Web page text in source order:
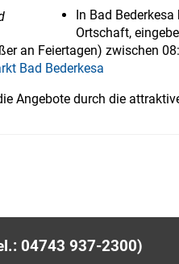
In Bad
Ortschaft,
an Feiertagen) zwischen
Bad Bederkesa
Angebote durch die
04743 937-2300)